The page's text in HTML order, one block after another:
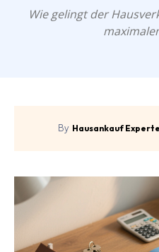
Wie gelingt der
By Hausankauf